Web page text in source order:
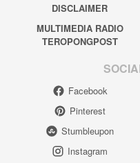
DISCLAIMER
MULTIMEDIA RADIO
TEROPONGPOST
Facebook
Pinterest
Stumbleupon
Instagram